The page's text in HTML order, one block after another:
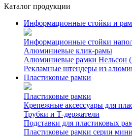
Каталог продукции
Информационные стойки и
Информационные стойки
Алюминиевые клик-рамы
Алюминиевые рамки Нельсон
Рекламные штендеры из
Пластиковые рамки
Пластиковые рамки
Крепежные аксессуары для
Трубки и Т-держатели
Подставки для пластиковых
Пластиковые рамки серии